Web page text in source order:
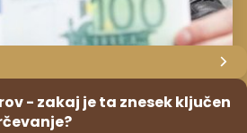
- zakaj je ta znesek ključen